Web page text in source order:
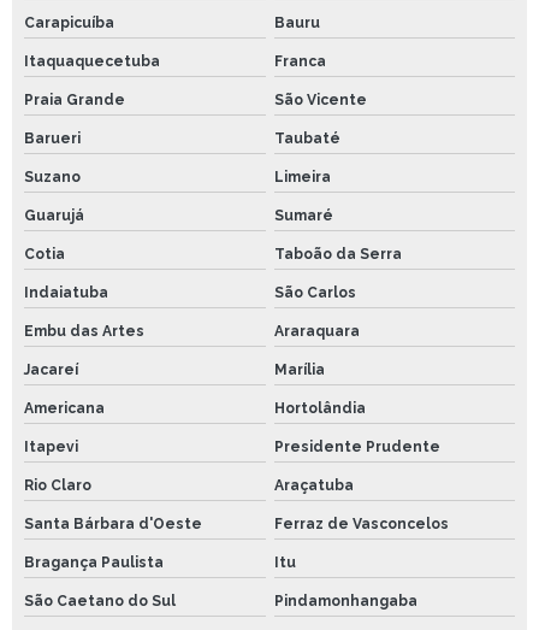
Carapicuíba Bauru
Itaquaquecetuba Franca
Praia Grande São Vicente
Barueri Taubaté
Suzano Limeira
Guarujá Sumaré
Cotia Taboão da Serra
Indaiatuba São Carlos
Embu das Artes Araraquara
Jacareí Marília
Americana Hortolândia
Itapevi Presidente Prudente
Rio Claro Araçatuba
Santa Bárbara d'Oeste Ferraz de Vasconcelos
Bragança Paulista Itu
São Caetano do Sul Pindamonhangaba